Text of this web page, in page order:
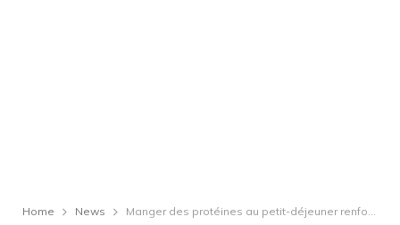
Home News Manger des protéines au petit-déjeuner renforce les muscles